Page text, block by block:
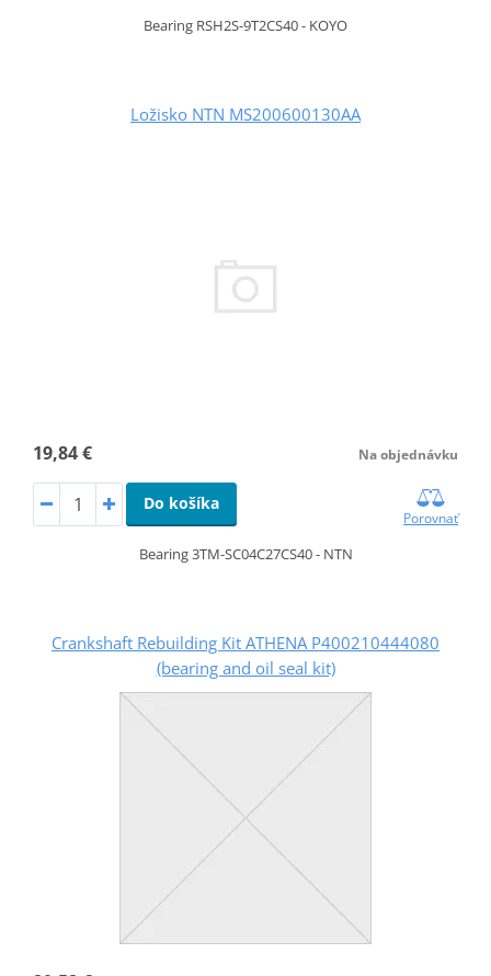
Bearing RSH2S-9T2CS40 - KOYO
Ložisko NTN MS200600130AA
19,84 € Na objednávku
Do košíka
Porovnať
Bearing 3TM-SC04C27CS40 - NTN
Crankshaft Rebuilding Kit ATHENA P400210444080
(bearing and oil seal kit)